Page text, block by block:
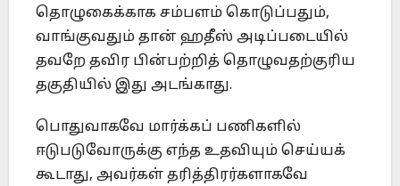
தொழுகைக்காக சம்பளம் கொடுப்பதும்,
வாங்குவதும் தான் ஹதீஸ் அடிப்படையில்
தவறே தவிர பின்பற்றித் தொழுவதற்குரிய
தகுதியில் இது அடங்காது.
பொதுவாகவே மார்க்கப் பணிகளில்
ஈடுபடுவோருக்கு எந்த உதவியும் செய்யக்
கூடாது, அவர்கள் தரித்திரர்களாகவே